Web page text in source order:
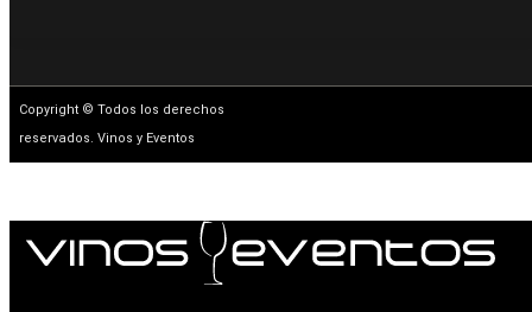
Copyright © Todos los derechos
reservados. Vinos y Eventos